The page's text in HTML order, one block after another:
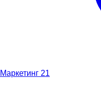
Маркетинг 21